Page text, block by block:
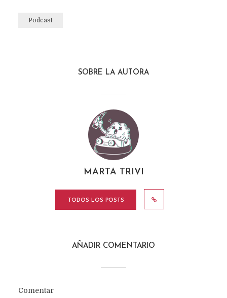
Podcast
SOBRE LA AUTORA
MARTA TRIVI
TODOS LOS POSTS
AÑADIR COMENTARIO
Comentar